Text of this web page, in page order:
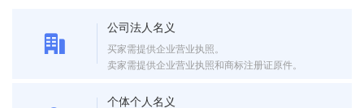
公司法人名义
买家需提供企业营业执照。
卖家需提供企业营业执照和商标注册证原件。
个体个人名义